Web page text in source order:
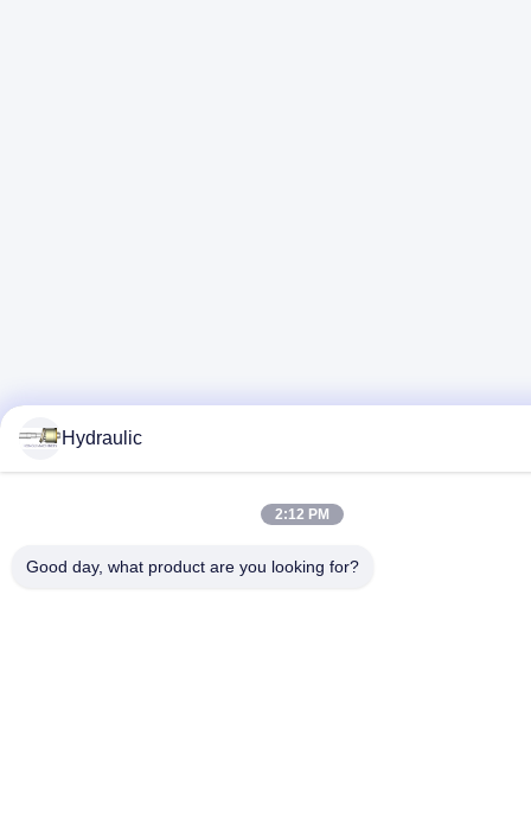
Hydraulic
2:12 PM
Good day, what product are you looking for?